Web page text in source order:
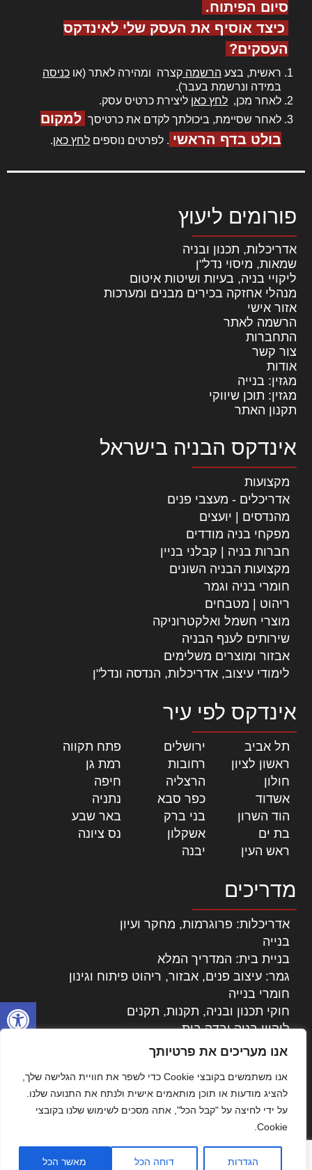
פתח
אנו מעריכים את פרטיותך
אנו משתמשים בקובצי Cookie כדי לשפר את חוויית הגלישה שלך,
להציג מודעות או תוכן מותאמים אישית ולנתח את התנועה שלנו.
על ידי לחיצה על "קבל הכל", אתה מסכים לשימוש שלנו בקובצי
Cookie.
הגדרות דוחה הכל מאשר הכל
סיום הפיתוח.
כיצד אוסיף את העסק שלי לאינדקס
העסקים?
ראשית, בצע הרשמה קצרה ומהירה לאתר (או כניסה
במידה ונרשמת בעבר).
לאחר מכן, לחץ כאן ליצירת כרטיס עסק.
לאחר שסיימת, ביכולתך לקדם את כרטיסך למקום
בולט בדף הראשי . לפרטים נוספים לחץ כאן.
פורומים ליעוץ
אדריכלות, תכנון ובניה
שמאות, מיסוי נדל"ן
ליקויי בניה, בעיות ושיטות איטום
מנהלי אחזקה בכירים מבנים ומערכות
אזור אישי
הרשמה לאתר
התחברות
צור קשר
אודות
מגזין: בנייה
מגזין: תוכן שיווקי
תקנון האתר
אינדקס הבניה בישראל
מקצועות
אדריכלים - מעצבי פנים
מהנדסים | יועצים
מפקחי בניה מודדים
חברות בניה | קבלני בניין
מקצועות הבניה השונים
חומרי בניה וגמר
ריהוט | מטבחים
מוצרי חשמל ואלקטרוניקה
שירותים לענף הבניה
אבזור ומוצרים משלימים
לימודי עיצוב, אדריכלות, הנדסה ונדל"ן
אינדקס לפי עיר
תל אביב ירושלים פתח תקווה
ראשון לציון
רחובות רמת גן
חולון
הרצליה חיפה
אשדוד
כפר סבא נתניה
הוד השרון
בני ברק באר שבע
בת ים
אשקלון נס ציונה
ראש העין
יבנה
מדריכים
אדריכלות: פרוגרמות, מחקר ועיון
בנייה
בניית בית: המדריך המלא
גמר: עיצוב פנים, אבזור, ריהוט פיתוח וגינון
חומרי בנייה
חוקי תכנון ובניה, תקנות, תקנים
ליקויי בניה ובדק בית
נדל"ן: זכויות, אגרות ועסקאות
עקרונות ניהול אחזקה מתקדמות
צילום אדריכלי
שיווק נדלן
שיטות בניה: מפרטים והמלצות
תוכן שיווקי